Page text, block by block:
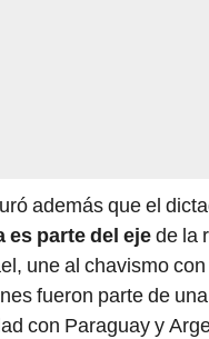
además que el
es parte del ejede la
une al chavismo
fueron parte de
con Paraguay y